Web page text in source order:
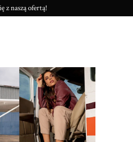
z naszą ofertą!